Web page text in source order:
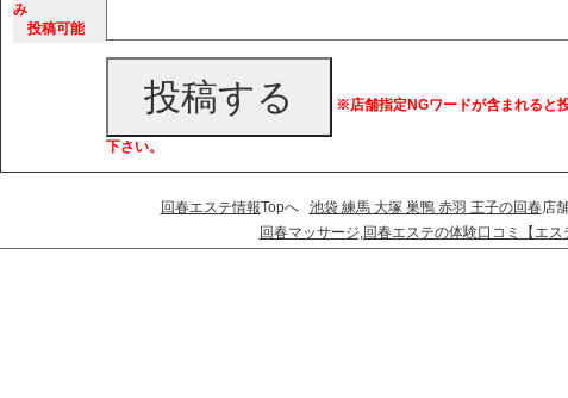
み
投稿可能
投稿する ※店舗指定NGワードが含まれると
下さい。
回春エステ情報Topへ 池袋 練馬 大塚 巣鴨 赤羽 王子の回春店
回春マッサージ,回春エステの体験口コミ【エス